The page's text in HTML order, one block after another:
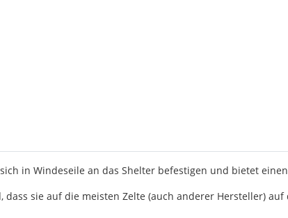
in Windeseile an das Shelter befestigen und bietet
dass sie auf die meisten Zelte (auch anderer Hersteller)